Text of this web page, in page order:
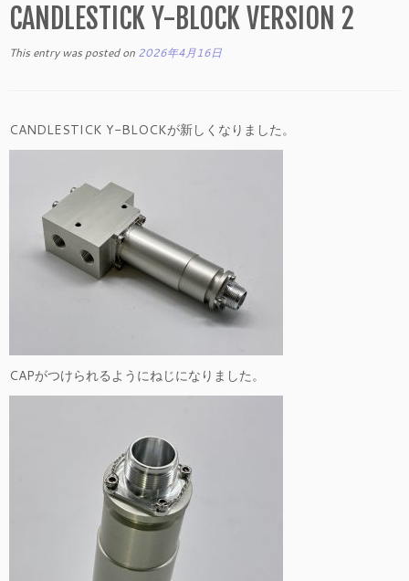
CANDLESTICK Y-BLOCK VERSION 2
This entry was posted on 2026年4月16日
CANDLESTICK Y-BLOCKが新しくなりました。
CAPがつけられるようにねじになりました。